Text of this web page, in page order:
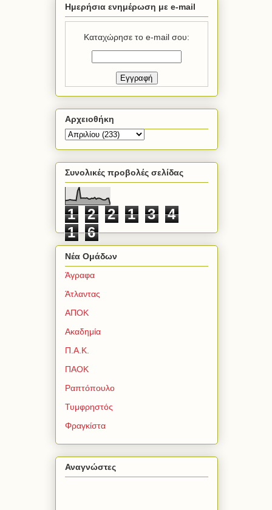
Ημερήσια ενημέρωση με e-mail
Καταχώρησε το e-mail σου:
Αρχειοθήκη
Συνολικές προβολές σελίδας
1 2 2 1 3
4
1
6
Νέα Ομάδων
Άγραφα
Άτλαντας
ΑΠΟΚ
Ακαδημία
Π.Α.Κ.
ΠΑΟΚ
Ραπτόπουλο
Τυμφρηστός
Φραγκίστα
Αναγνώστες